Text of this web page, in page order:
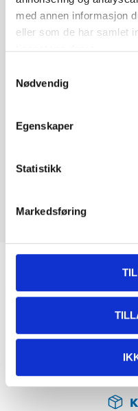
med annen informasjon
eller som de har samlet
Nødvendig
Egenskaper
Statistikk
Markedsføring
DEL